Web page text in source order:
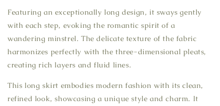
Featuring an exceptionally long design, it sways gently
with each step, evoking the romantic spirit of a
wandering minstrel. The delicate texture of the fabric
harmonizes perfectly with the three-dimensional pleats,
creating rich layers and fluid lines.
This long skirt embodies modern fashion with its clean,
refined look, showcasing a unique style and charm. It